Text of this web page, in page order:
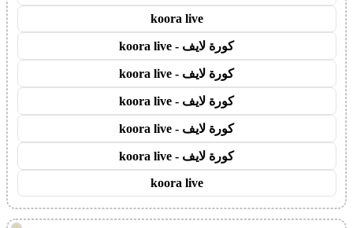
koora live
كورة لايف - koora live
كورة لايف - koora live
كورة لايف - koora live
كورة لايف - koora live
كورة لايف - koora live
koora live